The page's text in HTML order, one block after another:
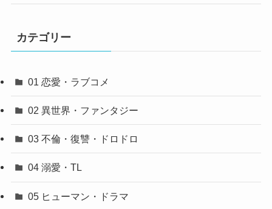
カテゴリー
01 恋愛・ラブコメ
02 異世界・ファンタジー
03 不倫・復讐・ドロドロ
04 溺愛・TL
05 ヒューマン・ドラマ